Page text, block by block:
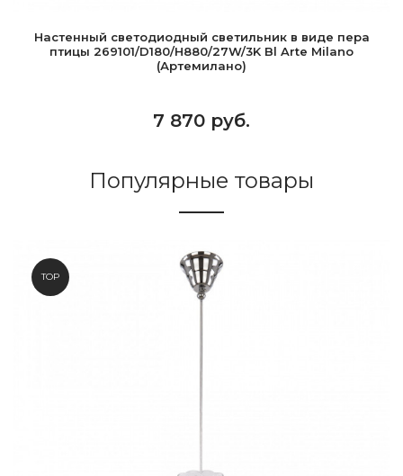
Настенный светодиодный светильник в виде пера
птицы 269101/D180/H880/27W/3K Bl Arte Milano
(Артемилано)
7 870 руб.
Популярные товары
TOP